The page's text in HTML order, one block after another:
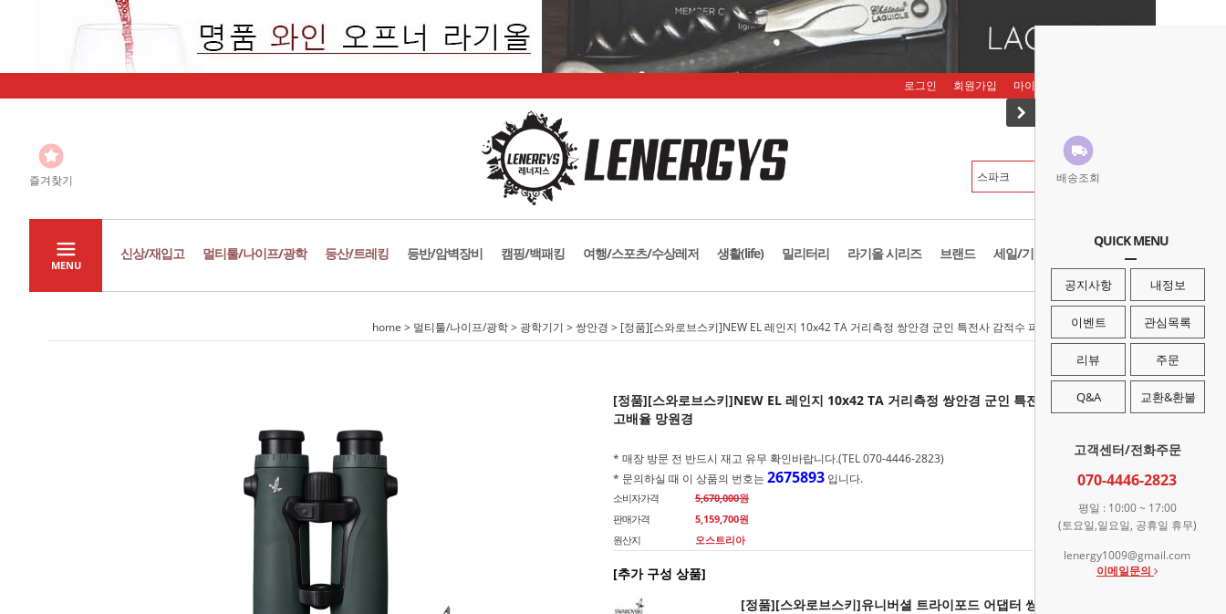
배송조회
QUICK MENU
공지사항 내정보
이벤트 관심목록
리뷰 주문
Q&A 교환&환불
고객센터/전화주문
070-4446-2823
평일 : 10:00 ~ 17:00
(토요일,일요일, 공휴일 휴무)
lenergy1009@gmail.com
이메일문의
로그인 회원가입 마이페이지
즐겨찾기
MENU
신상/재입고 멀티툴/나이프/광학 등산/트레킹 등반/암벽장비 캠핑/백패킹 여행/스포츠/수상레저 생활(life) 밀리터리 라기올 시리즈 브랜드 세일/기획존
home > 멀티툴/나이프/광학> 광학기기 > 쌍안경 > [정품][스와로브스키]NEW EL 레인지 10x42 TA 거리측정 쌍안경 군인 특전사 감적수 피아식별 구조대 고배율 망원경
[정품][스와로브스키]NEW EL 레인지 10x42 TA 거리측정 쌍안경 군인 특전사 감적수 피아식별 구조대
고배율 망원경
* 매장 방문 전 반드시 재고 유무 확인바랍니다.(TEL 070-4446-2823)
* 문의하실 때 이 상품의 번호는 2675893 입니다.
소비자가격
5,670,000원
판매가격
5,159,700원
원산지
오스트리아
[추가 구성 상품]
[정품][스와로브스키]유니버셜 트라이포드 어댑터 쌍안경 삼각대 장착 홀더